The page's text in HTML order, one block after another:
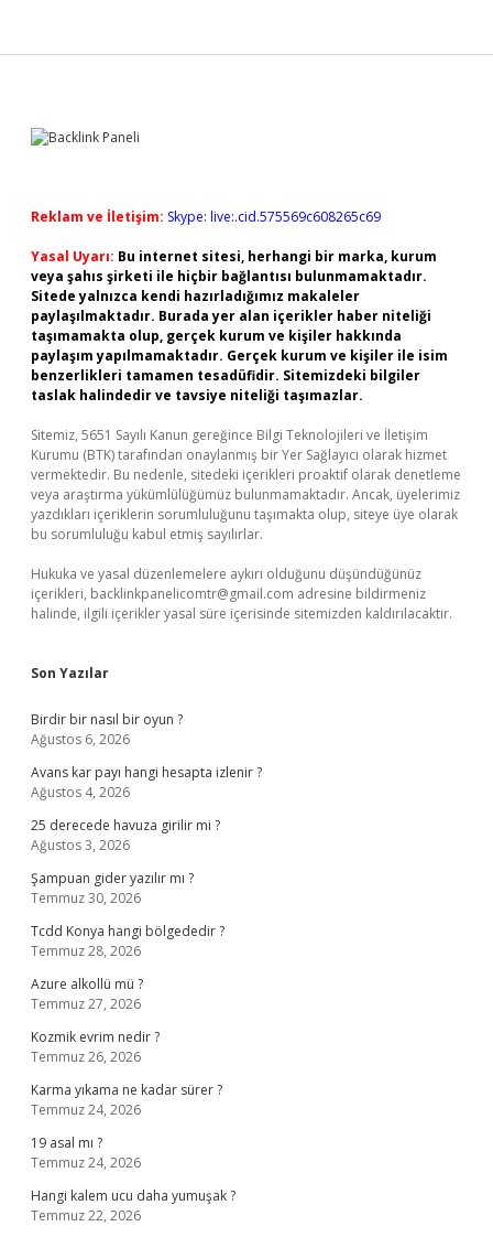
Sidebar
Reklam ve İletişim: Skype: live:.cid.575569c608265c69
Yasal Uyarı: Bu internet sitesi, herhangi bir marka, kurum
veya şahıs şirketi ile hiçbir bağlantısı bulunmamaktadır.
Sitede yalnızca kendi hazırladığımız makaleler
paylaşılmaktadır. Burada yer alan içerikler haber niteliği
taşımamakta olup, gerçek kurum ve kişiler hakkında
paylaşım yapılmamaktadır. Gerçek kurum ve kişiler ile isim
benzerlikleri tamamen tesadüfidir. Sitemizdeki bilgiler
taslak halindedir ve tavsiye niteliği taşımazlar.
Sitemiz, 5651 Sayılı Kanun gereğince Bilgi Teknolojileri ve İletişim
Kurumu (BTK) tarafından onaylanmış bir Yer Sağlayıcı olarak hizmet
vermektedir. Bu nedenle, sitedeki içerikleri proaktif olarak denetleme
veya araştırma yükümlülüğümüz bulunmamaktadır. Ancak, üyelerimiz
yazdıkları içeriklerin sorumluluğunu taşımakta olup, siteye üye olarak
bu sorumluluğu kabul etmiş sayılırlar.
Hukuka ve yasal düzenlemelere aykırı olduğunu düşündüğünüz
içerikleri, backlinkpanelicomtr@gmail.com adresine bildirmeniz
halinde, ilgili içerikler yasal süre içerisinde sitemizden kaldırılacaktır.
Son Yazılar
Birdir bir nasıl bir oyun ?
Ağustos 6, 2026
Avans kar payı hangi hesapta izlenir ?
Ağustos 4, 2026
25 derecede havuza girilir mi ?
Ağustos 3, 2026
Şampuan gider yazılır mı ?
Temmuz 30, 2026
Tcdd Konya hangi bölgededir ?
Temmuz 28, 2026
Azure alkollü mü ?
Temmuz 27, 2026
Kozmik evrim nedir ?
Temmuz 26, 2026
Karma yıkama ne kadar sürer ?
Temmuz 24, 2026
19 asal mı ?
Temmuz 24, 2026
Hangi kalem ucu daha yumuşak ?
Temmuz 22, 2026